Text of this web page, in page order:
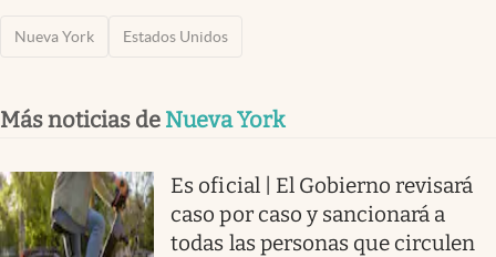
Nueva York Estados Unidos
Más noticias de Nueva York
Es oficial | El Gobierno revisará
caso por caso y sancionará a
todas las personas que circulen